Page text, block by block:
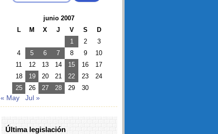
junio 2007
L
M X J V S
D
1
2
3
4
5 6 7 8 9
10
11
12 13 14 15 16
17
18
19 20 21 22 23
24
25
26 27 28 29 30
« May Jul »
Última legislación